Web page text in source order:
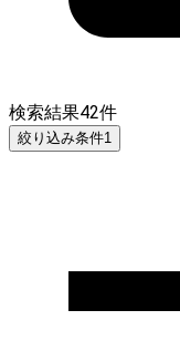
検索結果42件
絞り込み条件1